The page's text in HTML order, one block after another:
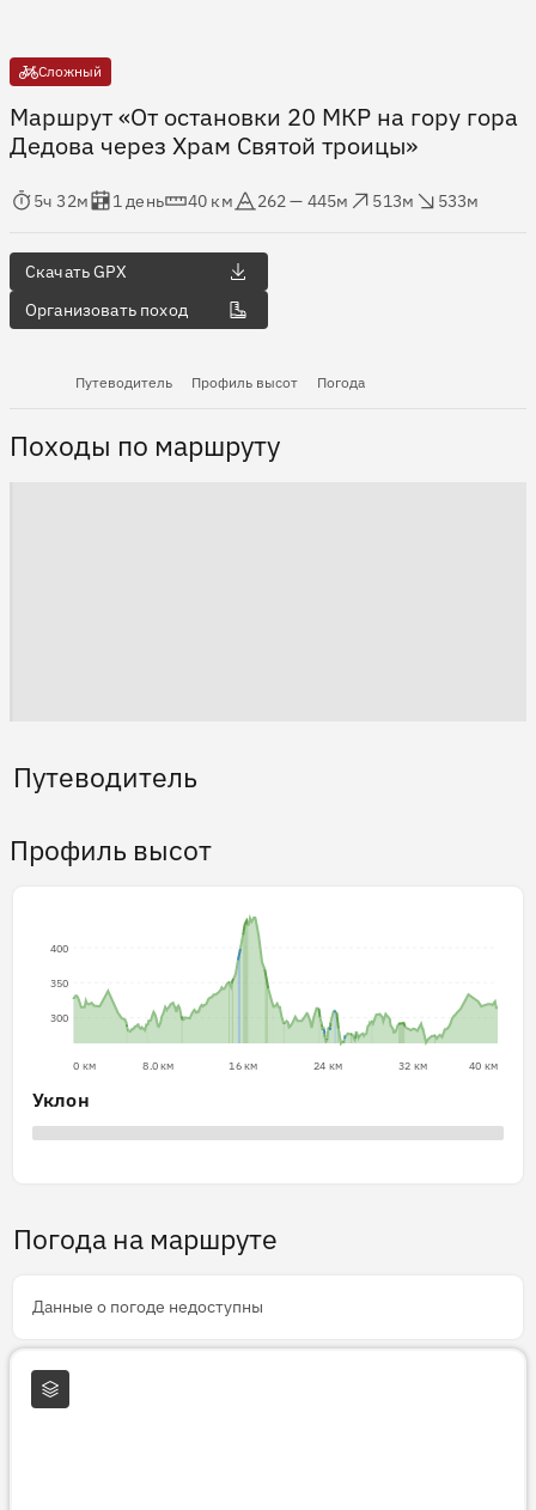
Сложный
Маршрут «От остановки 20 МКР на гору гора
Дедова через Храм Святой троицы»
в пути
5ч 32м
Оценка в днях
1 день
Дистанция
40 км
Абсолютная высота
262 — 445м
Набор высоты
513м
Сброс высоты
533м
Скачать GPX
Организовать поход
Путеводитель Профиль высот Погода
Походы по маршруту
Путеводитель
Профиль высот
300
350
400
0 км 8.0 км 16 км 24 км 32 км 40 км
Уклон
Погода на маршруте
Данные о погоде недоступны